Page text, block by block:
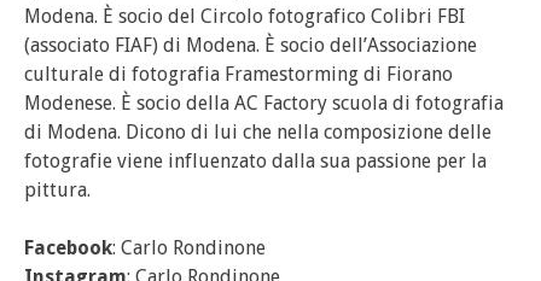
Modena. È socio del Circolo fotografico Colibri FBI
(associato FIAF) di Modena. È socio dell’Associazione
culturale di fotografia Framestorming di Fiorano
Modenese. È socio della AC Factory scuola di fotografia
di Modena. Dicono di lui che nella composizione delle
fotografie viene influenzato dalla sua passione per la
pittura.
Facebook: Carlo Rondinone
Instagram: Carlo Rondinone